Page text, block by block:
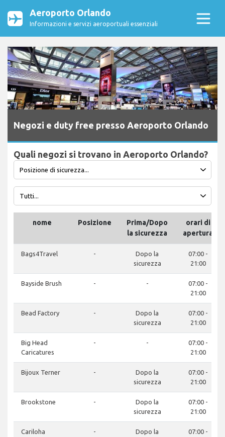
Aeroporto Orlando
Informazioni e servizi aeroportuali essenziali
Negozi e duty free presso Aeroporto Orlando
Quali negozi si trovano in Aeroporto Orlando?
nome Posizione
Prima/Dopo
la sicurezza
orari di
apertura
Bags4Travel -
Dopo la
sicurezza
07:00 -
21:00
Bayside Brush - -
07:00 -
21:00
Bead Factory -
Dopo la
sicurezza
07:00 -
21:00
Big Head
Caricatures
- -
07:00 -
21:00
Bijoux Terner -
Dopo la
sicurezza
07:00 -
21:00
Brookstone -
Dopo la
sicurezza
07:00 -
21:00
Cariloha -
Dopo la
07:00 -